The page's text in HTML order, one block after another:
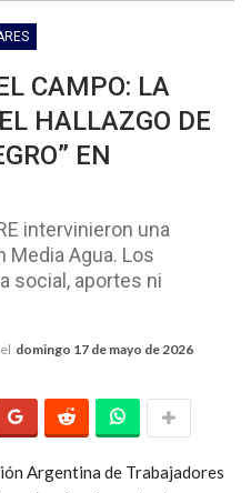
CAMPO: LA
HALLAZGO DE
EN
intervinieron una
Agua. Los
social, aportes ni
domingo 17 de mayo de 2026
Argentina de Trabajadores